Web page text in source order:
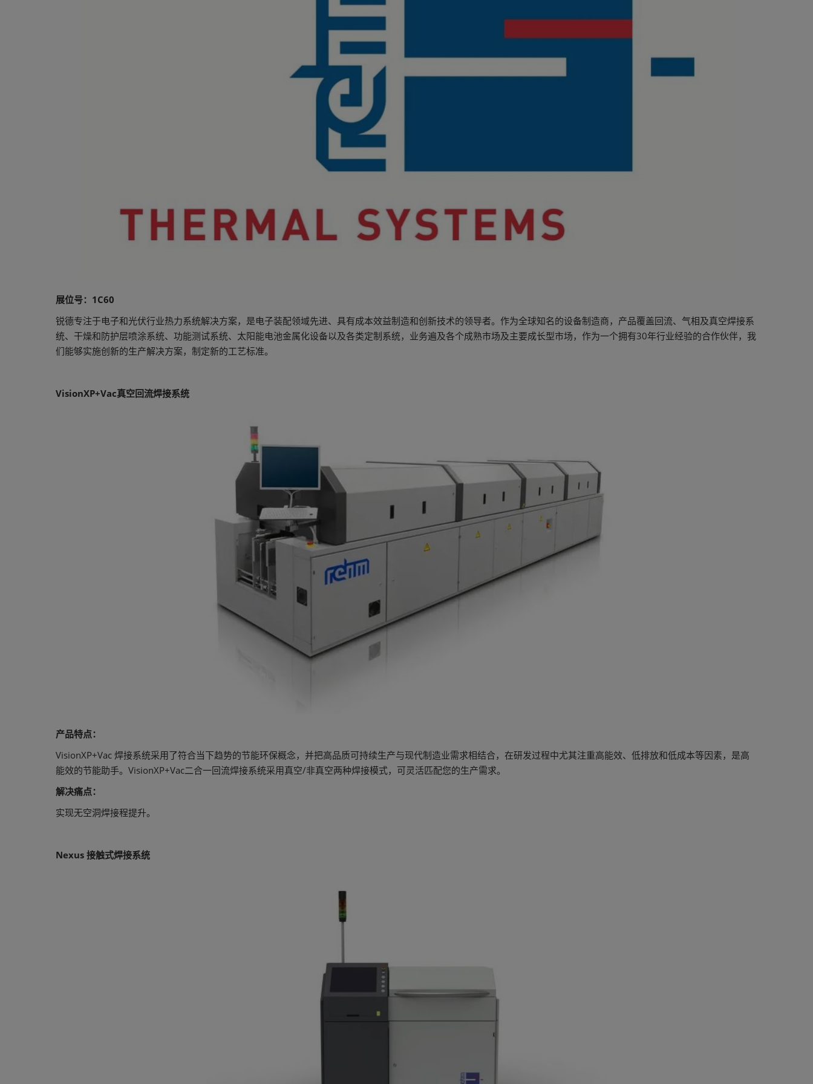
展位号：1C60
锐德专注于电子和光伏行业热力系统解决方案，是电子装配领域先进、具有成本效益制造和创新技术的领导者。作为全球知名的设备制造商，产品覆盖回流、气相及真空焊接系
统、干燥和防护层喷涂系统、功能测试系统、太阳能电池金属化设备以及各类定制系统，业务遍及各个成熟市场及主要成长型市场，作为一个拥有30年行业经验的合作伙伴，我
们能够实施创新的生产解决方案，制定新的工艺标准。
VisionXP+Vac真空回流焊接系统
产品特点：
VisionXP+Vac 焊接系统采用了符合当下趋势的节能环保概念，并把高品质可持续生产与现代制造业需求相结合，在研发过程中尤其注重高能效、低排放和低成本等因素，是高
能效的节能助手。VisionXP+Vac二合一回流焊接系统采用真空/非真空两种焊接模式，可灵活匹配您的生产需求。
解决痛点：
实现无空洞焊接程提升。
Nexus 接触式焊接系统